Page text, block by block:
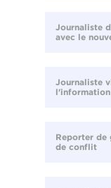
Journaliste
avec le
Journaliste
l'information
Reporter de
de conflit